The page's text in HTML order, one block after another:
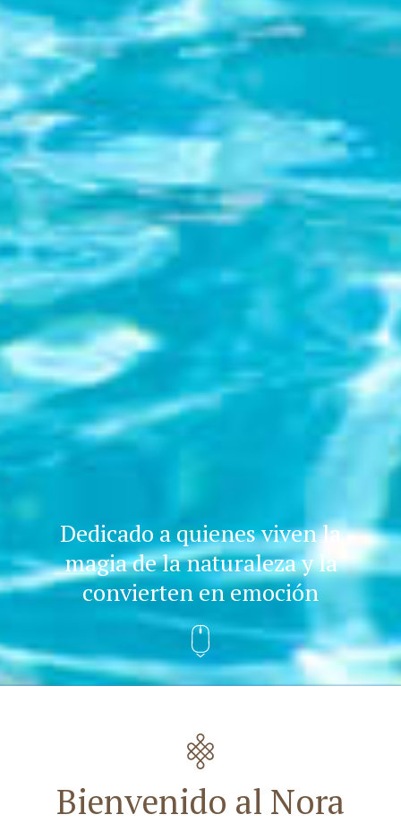
Dedicado a quienes viven la
magia de la naturaleza y la
convierten en emoción
Bienvenido al Nora